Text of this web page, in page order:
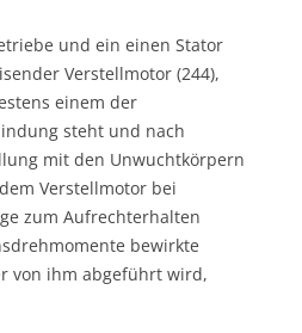
und ein einen Stator
Verstellmotor (244),
einem der
steht und nach
mit den Unwuchtkörpern
Verstellmotor bei
zum Aufrechterhalten
bewirkte
von ihm abgeführt wird,